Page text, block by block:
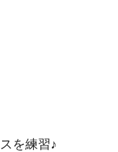
を練習♪